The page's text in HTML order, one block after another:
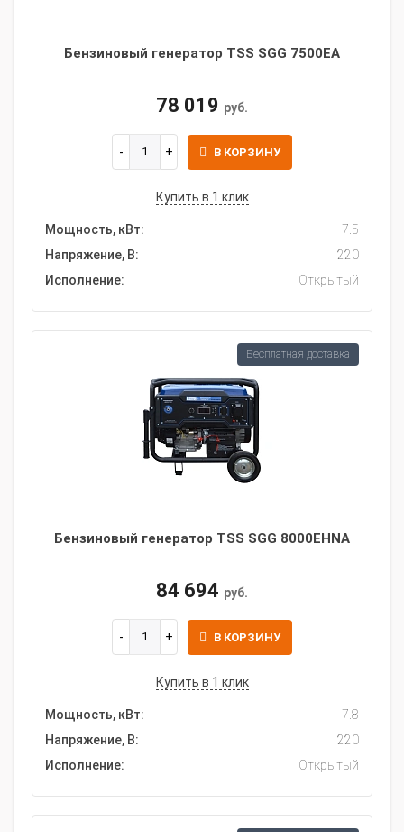
Бензиновый генератор TSS SGG 7500EA
78 019 руб.
В КОРЗИНУ
Купить в 1 клик
Мощность, кВт:
7.5
Напряжение, В:
220
Исполнение:
Открытый
Бензиновый генератор TSS SGG 8000EHNA
84 694 руб.
В КОРЗИНУ
Купить в 1 клик
Мощность, кВт:
7.8
Напряжение, В:
220
Исполнение:
Открытый
Бесплатная доставка